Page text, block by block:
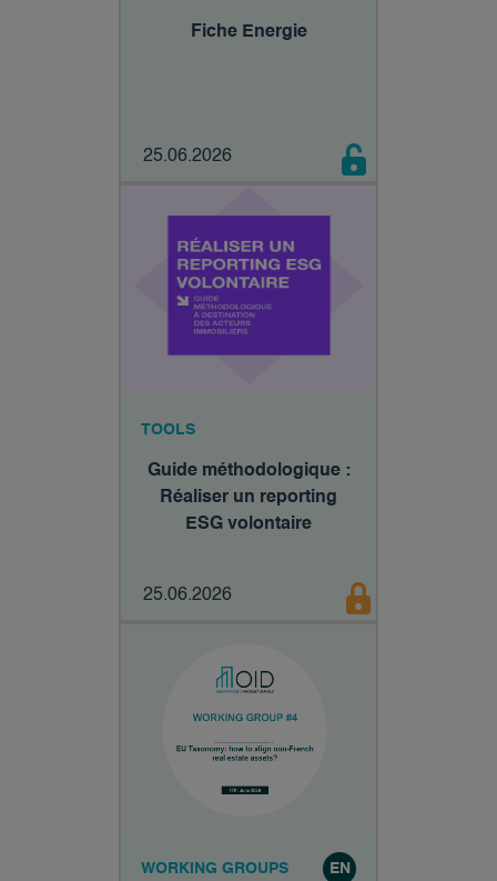
Fiche Energie
25.06.2026
TOOLS
Guide méthodologique :
Réaliser un reporting
ESG volontaire
25.06.2026
WORKING GROUPS EN